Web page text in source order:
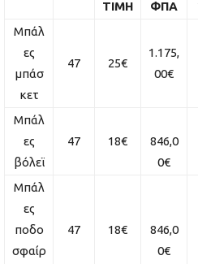
ΤΙΜΗ
ΦΠΑ
Μπάλ
ες
μπάσ
κετ
47 25€
1.175,
00€
Μπάλ
ες
βόλεϊ
47 18€
846,0
0€
Μπάλ
ες
ποδο
σφαίρ
47 18€
846,0
0€